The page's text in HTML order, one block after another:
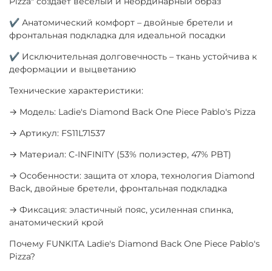
✔ Анатомический комфорт – двойные бретели и
фронтальная подкладка для идеальной посадки
✔ Исключительная долговечность – ткань устойчива к
деформации и выцветанию
Технические характеристики:
→ Модель: Ladie's Diamond Back One Piece Pablo's Pizza
→ Артикул: FS11L71537
→ Материал: C-INFINITY (53% полиэстер, 47% PBT)
→ Особенности: защита от хлора, технология Diamond
Back, двойные бретели, фронтальная подкладка
→ Фиксация: эластичный пояс, усиленная спинка,
анатомический крой
Почему FUNKITA Ladie's Diamond Back One Piece Pablo's
Pizza?